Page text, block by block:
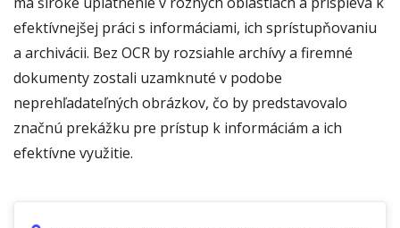
efektívnejšej práci s informáciami, ich sprístupňovaniu
a archivácii. Bez OCR by rozsiahle archívy a firemné
dokumenty zostali uzamknuté v podobe
neprehľadateľných obrázkov, čo by predstavovalo
značnú prekážku pre prístup k informáciám a ich
efektívne využitie.